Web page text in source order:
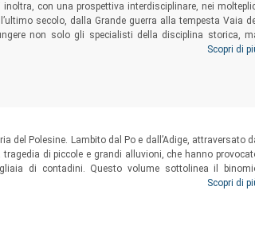
con una prospettiva interdisciplinare, nei
secolo, dalla Grande guerra alla tempesta Vaia
non solo gli specialisti della disciplina storica,
la conoscenza e conservare la “memoria”
dell’ambiente.
Scopri di
del Polesine. Lambito dal Po e dall’Adige, attraversato
di piccole e grandi alluvioni, che hanno
di contadini. Questo volume sottolinea il
toponimi dei paesi, nella dedicazione delle chiese,
ha trovato finalmente una stabilità idraulica e una
Scopri di